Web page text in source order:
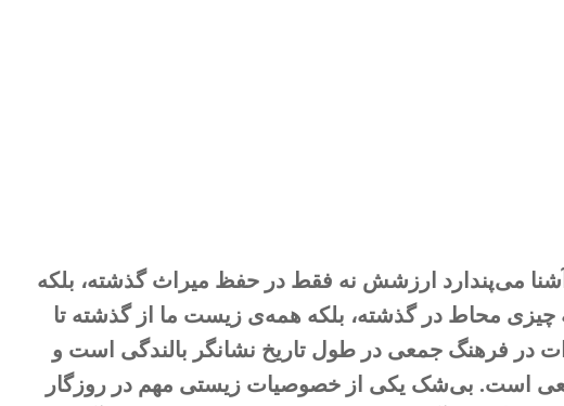
می‌پندارد ارزشش نه فقط در حفظ میراث گذشته، بلکه
محاط در گذشته، بلکه همه‌ی زیست ما از گذشته تا
در فرهنگ جمعی در طول تاریخ نشانگر بالندگی است و
است. بی‌شک یکی از خصوصیات زیستی مهم در روزگار